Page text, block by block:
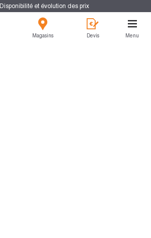
Disponibilité et évolution des prix
Magasins Devis Menu